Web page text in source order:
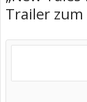
Trailer